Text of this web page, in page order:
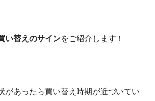
い替えのサインをご紹介します！
があったら買い替え時期が近づいてい